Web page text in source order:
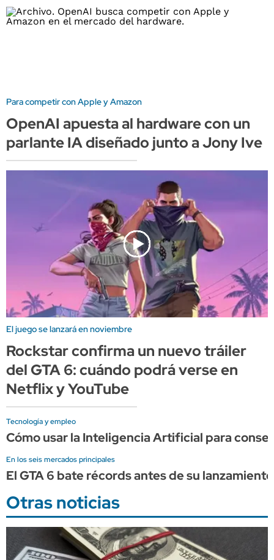
Para competir con Apple y Amazon
OpenAI apuesta al hardware con un
parlante IA diseñado junto a Jony Ive
El juego se lanzará en noviembre
Rockstar confirma un nuevo tráiler
del GTA 6: cuándo podrá verse en
Netflix y YouTube
Tecnología y empleo
Cómo usar la Inteligencia Artificial para
En los seis mercados principales
El GTA 6 bate récords antes de su
Otras noticias